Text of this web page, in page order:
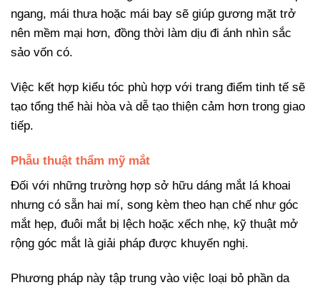
ngang, mái thưa hoặc mái bay sẽ giúp gương mặt trở
nên mềm mại hơn, đồng thời làm dịu đi ánh nhìn sắc
sảo vốn có.
Việc kết hợp kiểu tóc phù hợp với trang điểm tinh tế sẽ
tạo tổng thể hài hòa và dễ tạo thiện cảm hơn trong giao
tiếp.
Phẫu thuật thẩm mỹ mắt
Đối với những trường hợp sở hữu dáng mắt lá khoai
nhưng có sẵn hai mí, song kèm theo hạn chế như góc
mắt hẹp, đuôi mắt bị lệch hoặc xếch nhẹ, kỹ thuật mở
rộng góc mắt là giải pháp được khuyến nghị.
Phương pháp này tập trung vào việc loại bỏ phần da